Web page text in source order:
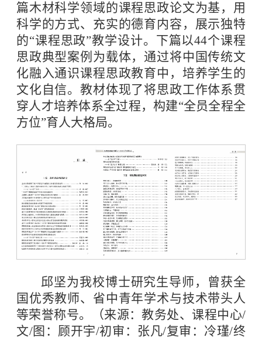
篇木材科学领域的课程思政论文为基，用
科学的方式、充实的德育内容，展示独特
的“课程思政”教学设计。下篇以44个课程
思政典型案例为载体，通过将中国传统文
化融入通识课程思政教育中，培养学生的
文化自信。教材体现了将思政工作体系贯
穿人才培养体系全过程，构建“全员全程全
方位”育人大格局。
邱坚为我校博士研究生导师，曾获全
国优秀教师、省中青年学术与技术带头人
等荣誉称号。（来源：教务处、课程中心/
文/图：顾开宇/初审：张凡/复审：冷瑾/终